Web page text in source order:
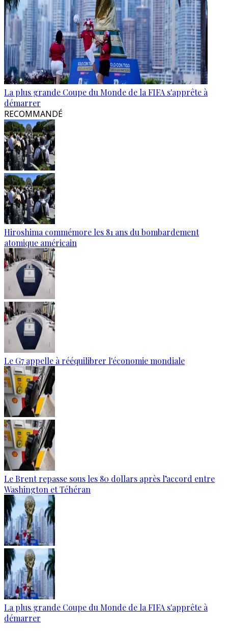
La plus grande Coupe du Monde de la FIFA s'apprête à
démarrer
RECOMMANDÉ
Hiroshima commémore les 81 ans du bombardement
atomique américain
Le G7 appelle à rééquilibrer l'économie mondiale
Le Brent repasse sous les 80 dollars après l’accord entre
Washington et Téhéran
La plus grande Coupe du Monde de la FIFA s'apprête à
démarrer